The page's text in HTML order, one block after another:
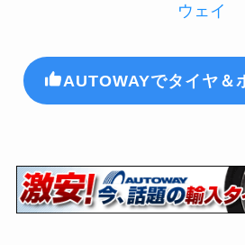
ウェイ
AUTOWAYでタイヤ＆